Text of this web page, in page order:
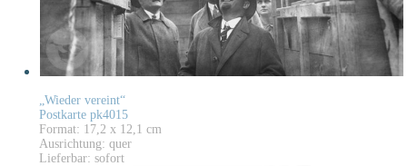
„Wieder vereint“
Postkarte pk4015
Format: 17,2 x 12,1 cm
Ausrichtung: quer
Lieferbar: sofort